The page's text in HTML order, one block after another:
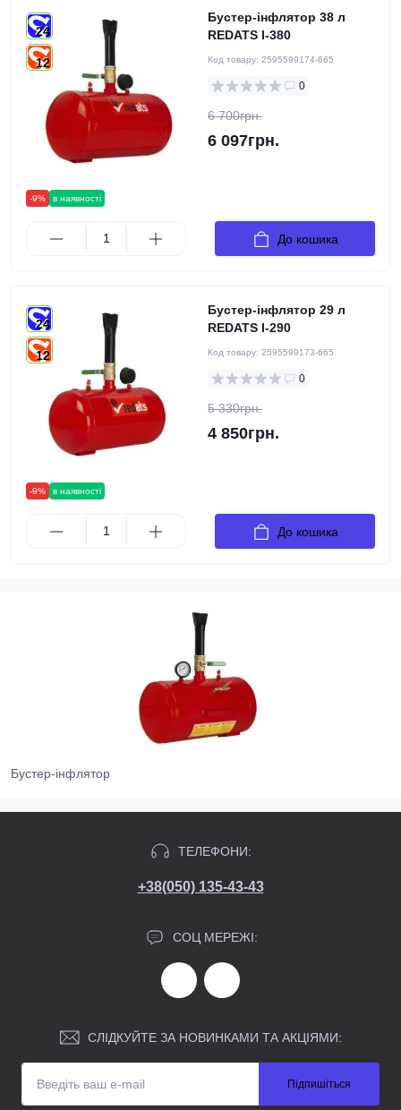
-9% в наявності
24
12
Бустер-інфлятор 38 л
REDATS I-380
Код товару: 2595599174-665
0
6 700грн.
6 097грн.
До кошика
-9% в наявності
24
12
Бустер-інфлятор 29 л
REDATS I-290
Код товару: 2595599173-665
0
5 330грн.
4 850грн.
До кошика
Бустер-інфлятор
ТЕЛЕФОНИ:
+38(050) 135-43-43
СОЦ МЕРЕЖІ:
СЛІДКУЙТЕ ЗА НОВИНКАМИ ТА АКЦІЯМИ:
Підпишіться